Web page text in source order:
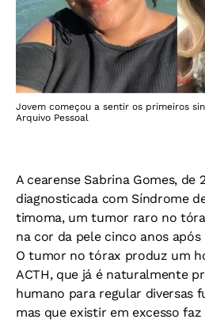
Jovem começou a sentir os primeiros
Arquivo Pessoal
A cearense Sabrina Gomes, de
diagnosticada com Síndrome
timoma, um tumor raro no
na cor da pele cinco anos
O tumor no tórax produz um
ACTH, que já é naturalmente
humano para regular diversas
mas que existir em excesso